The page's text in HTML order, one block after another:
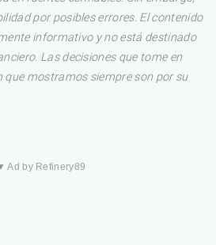
por posibles errores. El contenido
informativo y no está destinado
Las decisiones que tome en
que mostramos siempre son por su
Ad by Refinery89